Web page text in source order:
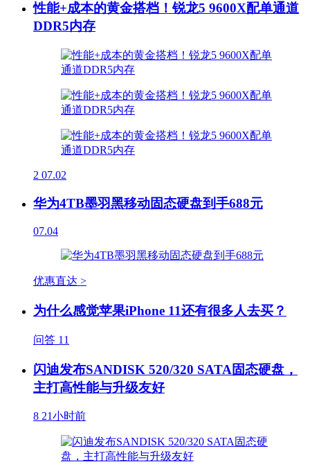
性能+成本的黄金搭档！锐龙5 9600X配单通道
DDR5内存
2 07.02
华为4TB墨羽黑移动固态硬盘到手688元
07.04
优惠直达 >
为什么感觉苹果iPhone 11还有很多人去买？
问答 11
闪迪发布SANDISK 520/320 SATA固态硬盘，
主打高性能与升级友好
8 21小时前